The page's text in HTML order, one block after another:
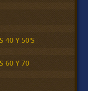
40 Y 50'S
60 Y 70